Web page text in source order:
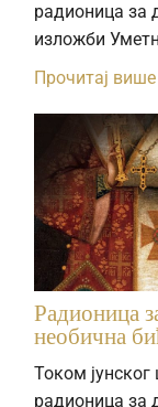
радионица за
изложби
Прочитај више
Радионица
необична
Током
радионица за